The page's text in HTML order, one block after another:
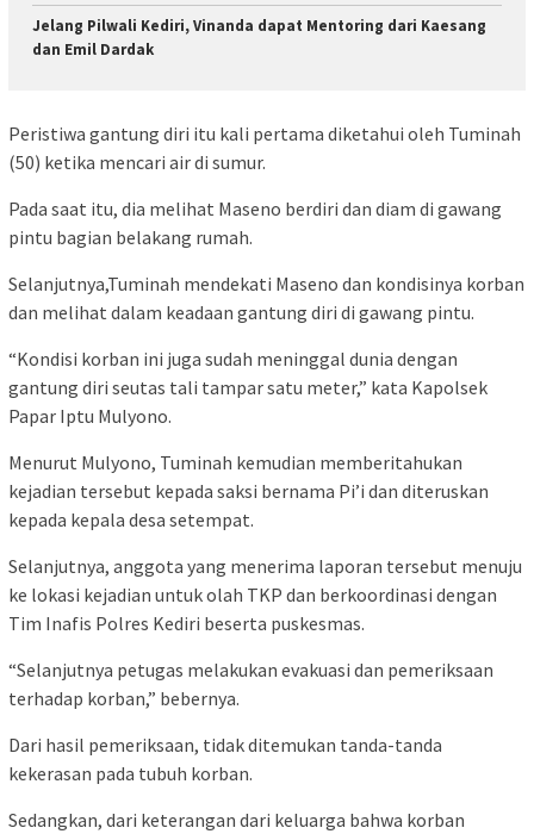
Jelang Pilwali Kediri, Vinanda dapat Mentoring dari Kaesang
dan Emil Dardak
Peristiwa gantung diri itu kali pertama diketahui oleh Tuminah
(50) ketika mencari air di sumur.
Pada saat itu, dia melihat Maseno berdiri dan diam di gawang
pintu bagian belakang rumah.
Selanjutnya,Tuminah mendekati Maseno dan kondisinya korban
dan melihat dalam keadaan gantung diri di gawang pintu.
“Kondisi korban ini juga sudah meninggal dunia dengan
gantung diri seutas tali tampar satu meter,” kata Kapolsek
Papar Iptu Mulyono.
Menurut Mulyono, Tuminah kemudian memberitahukan
kejadian tersebut kepada saksi bernama Pi’i dan diteruskan
kepada kepala desa setempat.
Selanjutnya, anggota yang menerima laporan tersebut menuju
ke lokasi kejadian untuk olah TKP dan berkoordinasi dengan
Tim Inafis Polres Kediri beserta puskesmas.
“Selanjutnya petugas melakukan evakuasi dan pemeriksaan
terhadap korban,” bebernya.
Dari hasil pemeriksaan, tidak ditemukan tanda-tanda
kekerasan pada tubuh korban.
Sedangkan, dari keterangan dari keluarga bahwa korban